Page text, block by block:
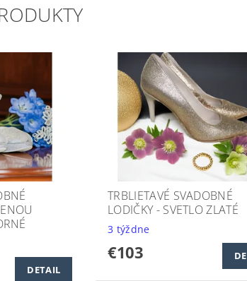
DETAIL
TRBLIETAVÉ SVADOBNÉ
LODIČKY - SVETLO ZLATÉ
3 týždne
€103